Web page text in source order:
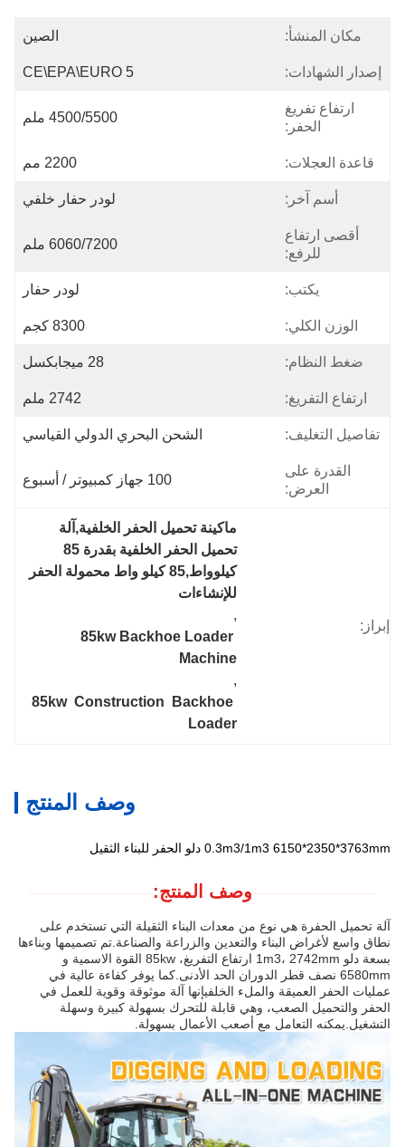
مكان المنشأ: الصين
إصدار الشهادات: CE\EPA\EURO 5
ارتفاع تفريغ
الحفر:
4500/5500 ملم
قاعدة العجلات: 2200 مم
أسم آخر: لودر حفار خلفي
أقصى ارتفاع
للرفع:
6060/7200 ملم
يكتب: لودر حفار
الوزن الكلي: 8300 كجم
ضغط النظام: 28 ميجابكسل
ارتفاع التفريغ: 2742 ملم
تفاصيل التغليف: الشحن البحري الدولي القياسي
القدرة على
العرض:
100 جهاز كمبيوتر / أسبوع
إبراز:
ماكينة تحميل الحفر الخلفية,آلة
تحميل الحفر الخلفية بقدرة 85
كيلوواط,85 كيلو واط محمولة الحفر
للإنشاءات
,
85kw Backhoe Loader
Machine
,
85kw  Construction  Backhoe
Loader
وصف المنتج
0.3m3/1m3 6150*2350*3763mm دلو الحفر للبناء الثقيل
وصف المنتج:
آلة تحميل الحفرة هي نوع من معدات البناء الثقيلة التي تستخدم على
نطاق واسع لأغراض البناء والتعدين والزراعة والصناعة.تم تصميمها وبناءها
بسعة دلو 1m3، 2742mm ارتفاع التفريغ، 85kw القوة الاسمية و
6580mm نصف قطر الدوران الحد الأدنى.كما يوفر كفاءة عالية في
عمليات الحفر العميقة والملء الخلفيإنها آلة موثوقة وقوية للعمل في
الحفر والتحميل الصعب، وهي قابلة للتحرك بسهولة كبيرة وسهلة
التشغيل.يمكنه التعامل مع أصعب الأعمال بسهولة.